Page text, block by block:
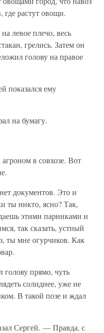
растут овощи.
левое плечо, весь
грелись. Затем он
голову на правое
ему
на бумагу.
в совхозе. Вот
документов. Это и
ты никто, ясно? Так,
этими парниками и
так сказать, устный
ты мне огурчиков. Как
прямо, чуть
солиднее, уже не
В такой позе и ждал
Сергей. — Правда, с